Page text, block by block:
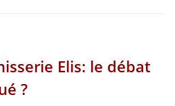
Elis: le débat
?